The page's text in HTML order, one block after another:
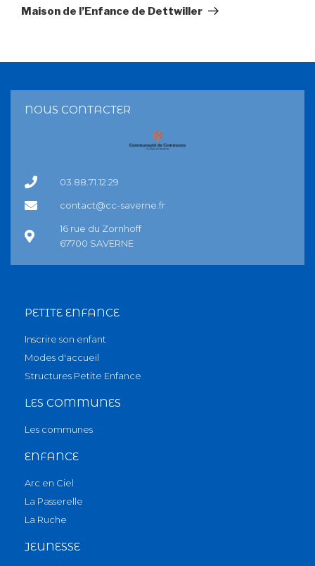
Maison de l’Enfance de Dettwiller
NOUS CONTACTER
03.88.71.12.29
contact@cc-saverne.fr
16 rue du Zornhoff
67700 SAVERNE
PETITE ENFANCE
Inscrire son enfant
Modes d'accueil
Structures Petite Enfance
LES COMMUNES
Les communes
ENFANCE
Arc en Ciel
La Passerelle
La Ruche
JEUNESSE